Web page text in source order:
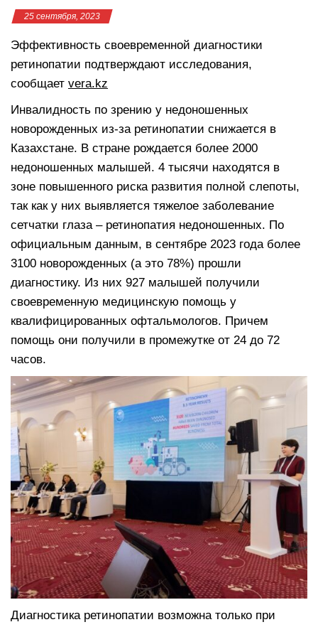
25 сентября, 2023
Эффективность своевременной диагностики
ретинопатии подтверждают исследования,
сообщает vera.kz
Инвалидность по зрению у недоношенных
новорожденных из-за ретинопатии снижается в
Казахстане. В стране рождается более 2000
недоношенных малышей. 4 тысячи находятся в
зоне повышенного риска развития полной слепоты,
так как у них выявляется тяжелое заболевание
сетчатки глаза – ретинопатия недоношенных. По
официальным данным, в сентябре 2023 года более
3100 новорожденных (а это 78%) прошли
диагностику. Из них 927 малышей получили
своевременную медицинскую помощь у
квалифицированных офтальмологов. Причем
помощь они получили в промежутке от 24 до 72
часов.
Диагностика ретинопатии возможна только при